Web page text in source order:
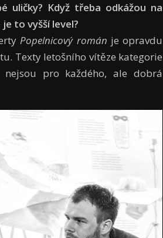
uličky? Když třeba odkážou na
to vyšší level?
Popelnicový román je opravdu
Texty letošního vítěze katego­rie
pro kaž­dého, ale dobrá